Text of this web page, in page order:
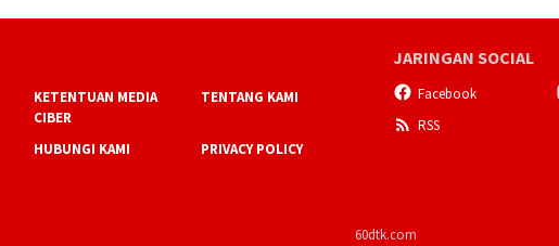
KETENTUAN MEDIA
CIBER
TENTANG KAMI
HUBUNGI KAMI PRIVACY POLICY
JARINGAN SOCIAL
Facebook
RSS
60dtk.com